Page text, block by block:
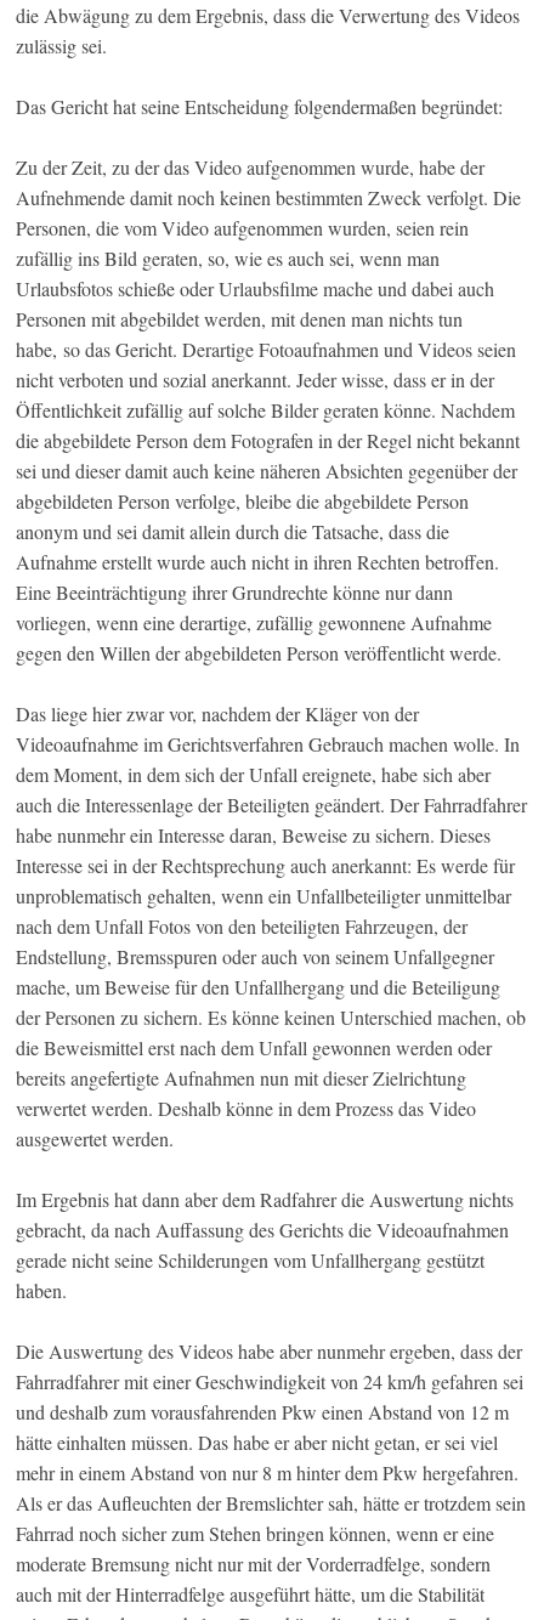
die Abwägung zu dem Ergebnis, dass die Verwertung des Videos
zulässig sei.
Das Gericht hat seine Entscheidung folgendermaßen begründet:
Zu der Zeit, zu der das Video aufgenommen wurde, habe der
Aufnehmende damit noch keinen bestimmten Zweck verfolgt. Die
Personen, die vom Video aufgenommen wurden, seien rein
zufällig ins Bild geraten, so, wie es auch sei, wenn man
Urlaubsfotos schieße oder Urlaubsfilme mache und dabei auch
Personen mit abgebildet werden, mit denen man nichts tun
habe, so das Gericht. Derartige Fotoaufnahmen und Videos seien
nicht verboten und sozial anerkannt. Jeder wisse, dass er in der
Öffentlichkeit zufällig auf solche Bilder geraten könne. Nachdem
die abgebildete Person dem Fotografen in der Regel nicht bekannt
sei und dieser damit auch keine näheren Absichten gegenüber der
abgebildeten Person verfolge, bleibe die abgebildete Person
anonym und sei damit allein durch die Tatsache, dass die
Aufnahme erstellt wurde auch nicht in ihren Rechten betroffen.
Eine Beeinträchtigung ihrer Grundrechte könne nur dann
vorliegen, wenn eine derartige, zufällig gewonnene Aufnahme
gegen den Willen der abgebildeten Person veröffentlicht werde.
Das liege hier zwar vor, nachdem der Kläger von der
Videoaufnahme im Gerichtsverfahren Gebrauch machen wolle. In
dem Moment, in dem sich der Unfall ereignete, habe sich aber
auch die Interessenlage der Beteiligten geändert. Der Fahrradfahrer
habe nunmehr ein Interesse daran, Beweise zu sichern. Dieses
Interesse sei in der Rechtsprechung auch anerkannt: Es werde für
unproblematisch gehalten, wenn ein Unfallbeteiligter unmittelbar
nach dem Unfall Fotos von den beteiligten Fahrzeugen, der
Endstellung, Bremsspuren oder auch von seinem Unfallgegner
mache, um Beweise für den Unfallhergang und die Beteiligung
der Personen zu sichern. Es könne keinen Unterschied machen, ob
die Beweismittel erst nach dem Unfall gewonnen werden oder
bereits angefertigte Aufnahmen nun mit dieser Zielrichtung
verwertet werden. Deshalb könne in dem Prozess das Video
ausgewertet werden.
Im Ergebnis hat dann aber dem Radfahrer die Auswertung nichts
gebracht, da nach Auffassung des Gerichts die Videoaufnahmen
gerade nicht seine Schilderungen vom Unfallhergang gestützt
haben.
Die Auswertung des Videos habe aber nunmehr ergeben, dass der
Fahrradfahrer mit einer Geschwindigkeit von 24 km/h gefahren sei
und deshalb zum vorausfahrenden Pkw einen Abstand von 12 m
hätte einhalten müssen. Das habe er aber nicht getan, er sei viel
mehr in einem Abstand von nur 8 m hinter dem Pkw hergefahren.
Als er das Aufleuchten der Bremslichter sah, hätte er trotzdem sein
Fahrrad noch sicher zum Stehen bringen können, wenn er eine
moderate Bremsung nicht nur mit der Vorderradfelge, sondern
auch mit der Hinterradfelge ausgeführt hätte, um die Stabilität